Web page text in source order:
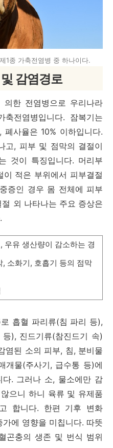
1종 가축전염병 중 하나이다.
감염경로
의한 전염병으로 우리나라
축전염병입니다. 잠복기는
사율은 10% 이하입니다.
고, 피부 및 점막의 결절이
것이 특징입니다. 머리부
적은 부위에서 피부결절
증인 경우 몸 전체에 피부
외 나타나는 주요 증상은
유 생산량이 감소하는 경
, 소화기, 호흡기 등의 점막
흡혈 파리류(침 파리 등),
), 진드기류(참진드기 속)
염된 소의 피부, 침, 분비물
개물(주사기, 급수통 등)에
. 그러나 소, 물소에만 감
으니 하니 육류 및 유제품
합니다. 한편 기후 변화
에 영향을 미칩니다. 따뜻
곤충의 생존 및 번식 범위